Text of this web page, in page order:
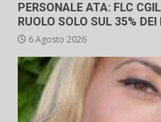
PERSONALE ATA: FLC
RUOLO SOLO SUL 35%
6 Agosto 2026